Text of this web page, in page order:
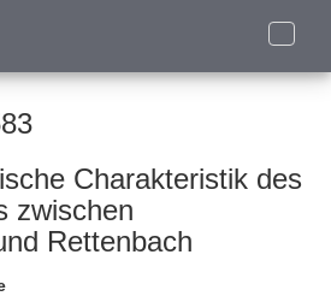
Toggle
Charakteristik des
zwischen
Rettenbach